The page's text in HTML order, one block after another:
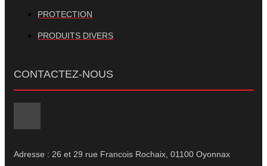
PROTECTION
PRODUITS DIVERS
CONTACTEZ-NOUS
Adresse : 26 et 29 rue Francois Rochaix, 01100 Oyonnax